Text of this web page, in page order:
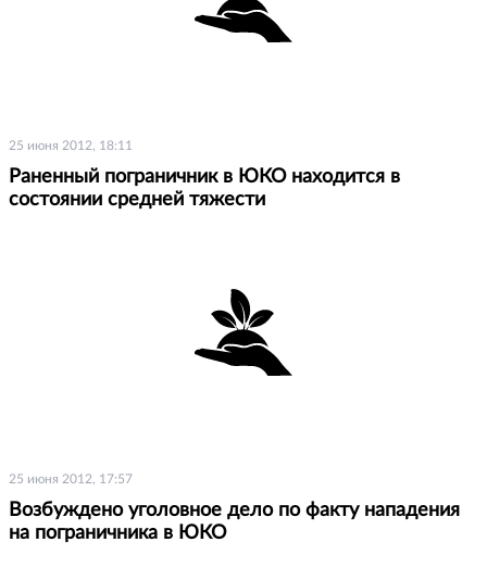
25 июня 2012, 18:11
Раненный пограничник в ЮКО находится в
состоянии средней тяжести
25 июня 2012, 17:57
Возбуждено уголовное дело по факту нападения
на пограничника в ЮКО